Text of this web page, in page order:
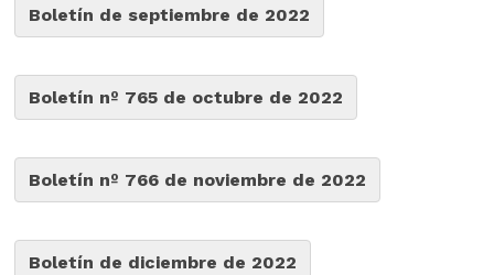
Boletín de septiembre de 2022
Boletín nº 765 de octubre de 2022
Boletín nº 766 de noviembre de 2022
Boletín de diciembre de 2022